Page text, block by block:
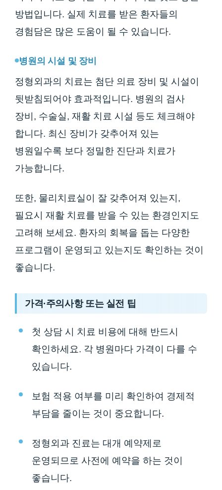
방법입니다. 실제 치료를 받은 환자들의
경험담은 많은 도움이 될 수 있습니다.
병원의 시설 및 장비
정형외과의 치료는 첨단 의료 장비 및 시설이
뒷받침되어야 효과적입니다. 병원의 검사
장비, 수술실, 재활 치료 시설 등도 체크해야
합니다. 최신 장비가 갖추어져 있는
병원일수록 보다 정밀한 진단과 치료가
가능합니다.
또한, 물리치료실이 잘 갖추어져 있는지,
필요시 재활 치료를 받을 수 있는 환경인지도
고려해 보세요. 환자의 회복을 돕는 다양한
프로그램이 운영되고 있는지도 확인하는 것이
좋습니다.
가격·주의사항 또는 실전 팁
첫 상담 시 치료 비용에 대해 반드시
확인하세요. 각 병원마다 가격이 다를 수
있습니다.
보험 적용 여부를 미리 확인하여 경제적
부담을 줄이는 것이 중요합니다.
정형외과 진료는 대개 예약제로
운영되므로 사전에 예약을 하는 것이
좋습니다.